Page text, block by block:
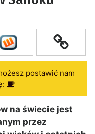
postawić nam
na świecie jest
przez